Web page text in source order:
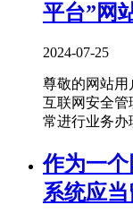
平台”网
2024-07-25
尊敬的网站用
互联网安全管
常进行业务办
作为一
系统应当